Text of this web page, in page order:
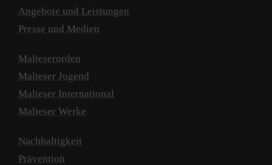
Angebote und Leistungen
Presse und Medien
Malteserorden
Malteser Jugend
Malteser International
Malteser Werke
Nachhaltigkeit
Prävention